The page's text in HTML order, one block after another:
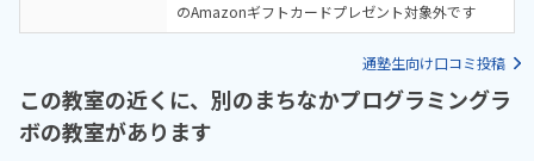
のAmazonギフトカードプレゼント対象外です
通塾生向け口コミ投稿
この教室の近くに、別のまちなかプログラミングラ
ボの教室があります